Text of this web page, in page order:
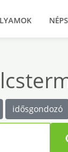
idősgondozó